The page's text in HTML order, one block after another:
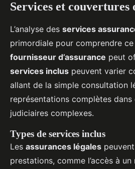
Services et couvertures
L’analyse des services
primordiale pour comprendre
fournisseur d’assurance peut
services inclus peuvent varier
allant de la simple consultation
représentations complètes
judiciaires complexes.
Types de services inclus
Les assurances légales
prestations, comme l’accès à un